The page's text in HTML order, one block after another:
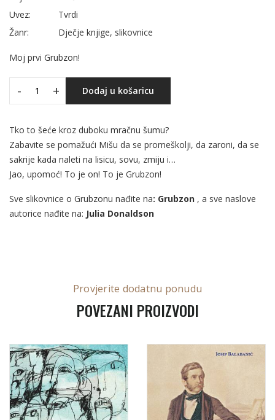
Uvez:
Tvrdi
Žanr:
Dječje knjige, slikovnice
Moj prvi Grubzon!
- + Dodaj u košaricu
Tko to šeće kroz duboku mračnu šumu?
Zabavite se pomažući Mišu da se promeškolji, da zaroni, da se
sakrije kada naleti na lisicu, sovu, zmiju i…
Jao, upomoć! To je on! To je Grubzon!
Sve slikovnice o Grubzonu nađite na: Grubzon , a sve naslove
autorice nađite na: Julia Donaldson
Provjerite dodatnu ponudu
POVEZANI PROIZVODI